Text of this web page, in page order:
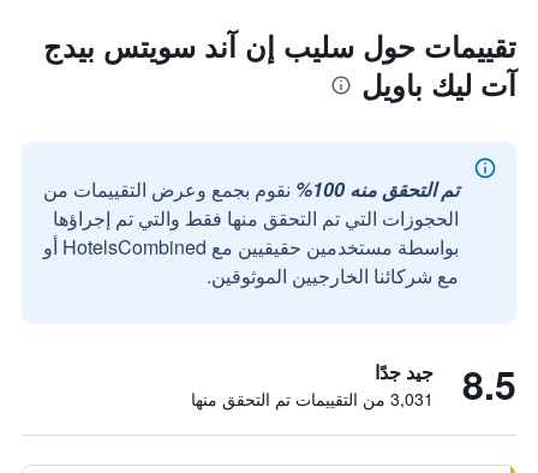
تقييمات حول سليب إن آند سويتس بيدج
آت ليك باويل
تم التحقق منه 100%
نقوم بجمع وعرض التقييمات من
الحجوزات التي تم التحقق منها فقط والتي تم إجراؤها
بواسطة مستخدمين حقيقيين مع HotelsCombined أو
مع شركائنا الخارجيين الموثوقين.
8.5 جيد جدًا
3,031 من التقييمات تم التحقق منها